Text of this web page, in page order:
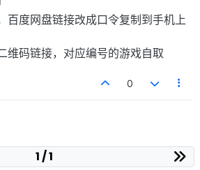
百度网盘链接改成口令复制到手机上
维码链接，对应编号的游戏自取
0
1 / 1